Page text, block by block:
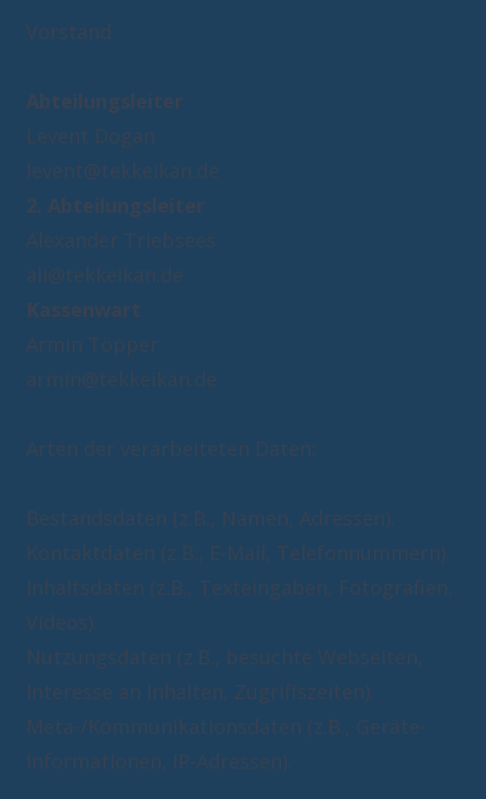
Vorstand
Abteilungsleiter
levent@tekkeikan.de
2. Abteilungsleiter
ali@tekkeikan.de
Kassenwart
armin@tekkeikan.de
Arten der verarbeiteten Daten:
Bestandsdaten (z.B., Namen, Adressen).
Kontaktdaten (z.B., E-Mail, Telefonnummern).
Inhaltsdaten (z.B., Texteingaben, Fotografien,
Videos).
Nutzungsdaten (z.B., besuchte Webseiten,
Interesse an Inhalten, Zugriffszeiten).
Meta-/Kommunikationsdaten (z.B., Geräte-
Informationen, IP-Adressen).